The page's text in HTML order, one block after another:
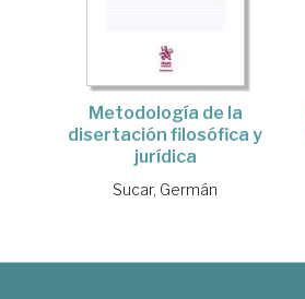
Metodología de la
disertación filosófica y
jurídica
Sucar, Germán